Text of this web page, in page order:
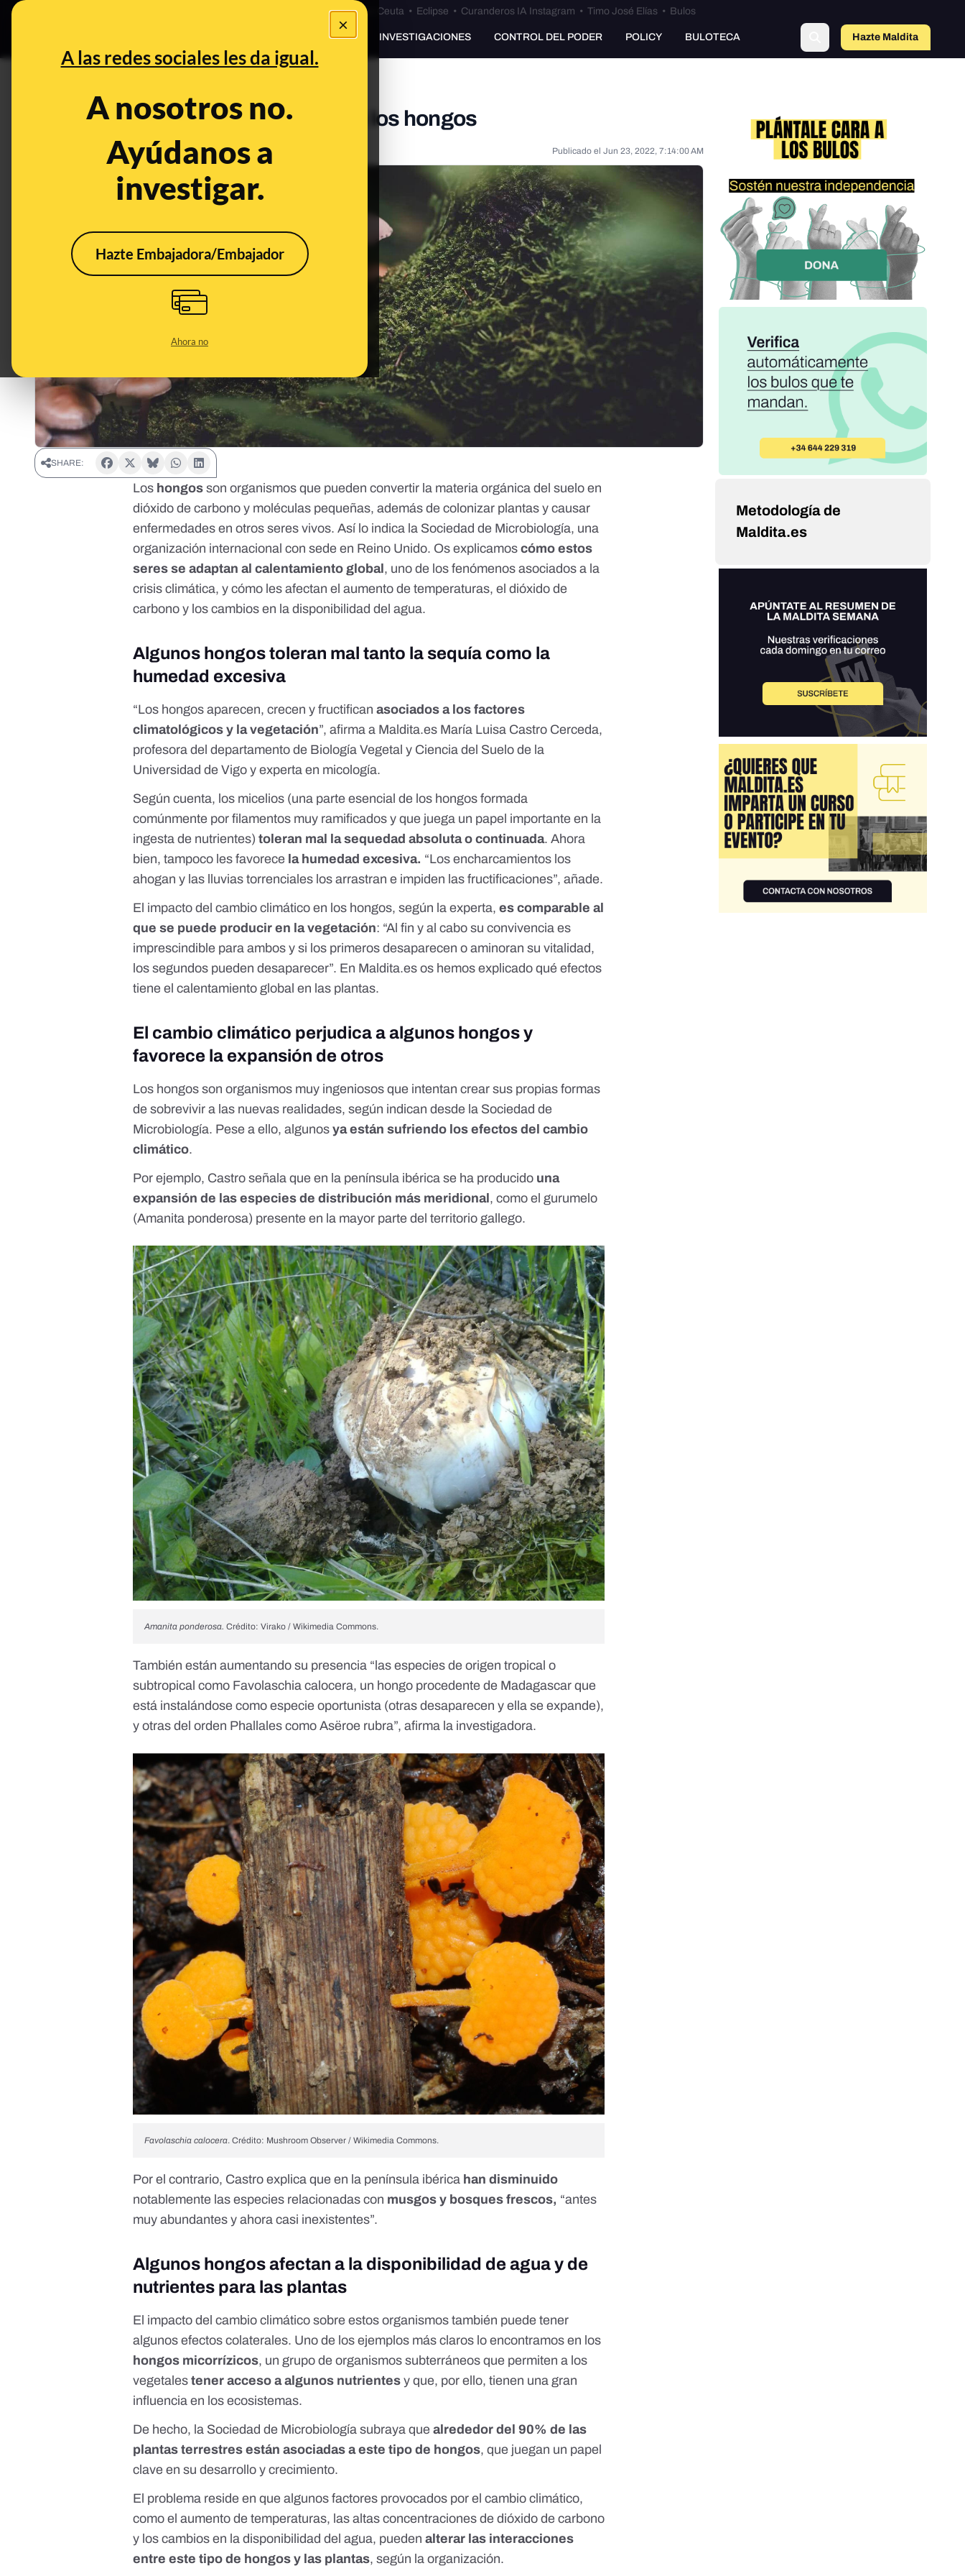
×
A las redes sociales les da igual.
A nosotros no.
Ayúdanos a
investigar.
Hazte Embajadora/Embajador
Ahora no
Especial Ceuta•Bulos Ceuta • Eclipse • Curanderos IA Instagram • Timo José Elías • Bulos
PREBUNKING INVESTIGACIONES CONTROL DEL PODER POLICY BULOTECA Hazte Maldito
El impacto del cambio climático en los hongos
Clima Publicado el Jun 23, 2022, 7:14:00 AM
SHARE:
Los hongosson organismos que puedenconvertir la materia orgánica del suelo en
dióxido de carbono y moléculas pequeñas,además de colonizar plantas y causar
enfermedades en otros seres vivos. Así lo indica la Sociedad de Microbiología, una
organización internacional con sede en Reino Unido. Os explicamoscómo estos
seres se adaptan al calentamiento global , uno de los fenómenos asociados a la
crisis climática, y cómo les afectanel aumento de temperaturas, eldióxido de
carbono y los cambios en la disponibilidad del agua.
Algunos hongos toleran mal tanto la sequía como la
humedad excesiva
“Los hongos aparecen, crecen y fructificanasociados a los factores
climatológicos y la vegetación”, afirma a Maldita.es María Luisa Castro Cerceda,
profesora del departamento de Biología Vegetal y Ciencia del Suelo de la
Universidad de Vigo y experta en micología.
Según cuenta, los micelios (una parte esencial de los hongos formada
comúnmente por filamentos muy ramificados y que juega un papel importante en la
ingesta de nutrientes)toleran mal la sequedad absoluta o continuada. Ahora
bien, tampoco les favorece la humedad excesiva. “Los encharcamientos los
ahogan y las lluvias torrenciales los arrastran e impiden las fructificaciones”, añade.
El impacto del cambio climático en los hongos, según la experta,es comparable al
que se puede producir en la vegetación: “Al fin y al cabo su convivencia es
imprescindible para ambos y si los primeros desaparecen o aminoran su vitalidad,
los segundos pueden desaparecer”. En Maldita.es os hemos explicadoqué efectos
tiene el calentamiento global en las plantas.
El cambio climático perjudica a algunos hongos y
favorece la expansión de otros
Los hongos son organismos muy ingeniosos que intentan crear sus propias formas
de sobrevivir a las nuevas realidades, según indican desde la Sociedad de
Microbiología. Pese a ello, algunos ya están sufriendo los efectos del cambio
climático.
Por ejemplo, Castro señala que en la península ibérica se ha producido una
expansión de las especies de distribución más meridional , como el gurumelo
(Amanita ponderosa) presente en la mayor parte del territorio gallego.
Amanita ponderosa. Crédito: Virako / Wikimedia Commons.
También están aumentando su presencia “las especies de origen tropical o
subtropical como Favolaschia calocera, un hongo procedente de Madagascar que
está instalándose como especie oportunista (otras desaparecen y ella se expande),
y otras del orden Phallales comoAsëroe rubra”, afirma la investigadora.
Favolaschia calocera. Crédito: Mushroom Observer / Wikimedia Commons.
Por el contrario, Castro explica que en la península ibérica han disminuido
notablemente las especies relacionadas con musgos y bosques frescos, “antes
muy abundantes y ahora casi inexistentes”.
Algunos hongos afectan a la disponibilidad de agua y de
nutrientes para las plantas
El impacto del cambio climático sobre estos organismos también puede tener
algunos efectos colaterales. Uno de los ejemplos más claros lo encontramos en los
hongos micorrízicos, un grupo de organismos subterráneos que permiten a los
vegetalestener acceso a algunos nutrientes y que, por ello, tienen una gran
influencia en los ecosistemas.
De hecho, la Sociedad de Microbiología subraya quealrededor del 90% de las
plantas terrestres están asociadas a este tipo de hongos, que juegan un papel
clave en su desarrollo y crecimiento.
El problema reside en que algunos factores provocados por el cambio climático,
como el aumento de temperaturas, las altas concentraciones de dióxido de carbono
y los cambios en la disponibilidad del agua, puedenalterar las interacciones
entre este tipo de hongos y las plantas, según la organización.
Metodología de
Maldita.es